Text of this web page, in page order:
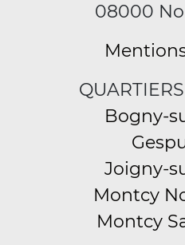
08000
Bogny-
Joigny-
Montcy
Montcy